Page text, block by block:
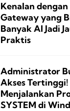
Kenalan
Gateway yang
Banyak AI Jadi
Praktis
Administrator
Akses Tertinggi!
Menjalankan
SYSTEM di